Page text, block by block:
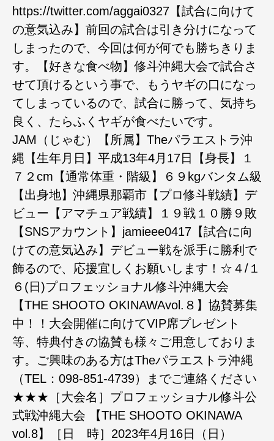
https://twitter.com/aggai0327【試合に向けて
の意気込み】前回の試合は引き分けになって
しまったので、今回は何が何でも勝ちきりま
す。【好きな食べ物】修斗沖縄大会で試合さ
せて頂けるという事で、もうヤギの口になっ
てしまっているので、試合に勝って、気持ち
良く、たらふくヤギが食べたいです。
JAM（じゃむ）【所属】Theパラエストラ沖
縄【生年月日】平成13年4月17日【身長】１
７２cm【通常体重・階級】６９kgバンタム級
【出身地】沖縄県那覇市【プロ修斗戦績】デ
ビュー【アマチュア戦績】１９戦１０勝９敗
【SNSアカウント】jamieee0417【試合に向
けての意気込み】デビュー戦を派手に勝利で
飾るので、応援宜しくお願いします！☆４/１
６(日)プロフェッショナル修斗沖縄大会
【THE SHOOTO OKINAWAvol.８】協賛募集
中！！大会開催に向けてVIP席プレゼント
等、特典付きの協賛も様々ご用意しておりま
す。ご興味のある方はTheパラエストラ沖縄
（TEL：098-851-4739）までご連絡ください
★★★［大会名］プロフェッショナル修斗公
式戦沖縄大会 【THE SHOOTO OKINAWA
vol.8】［日 時］2023年4月16日（日）